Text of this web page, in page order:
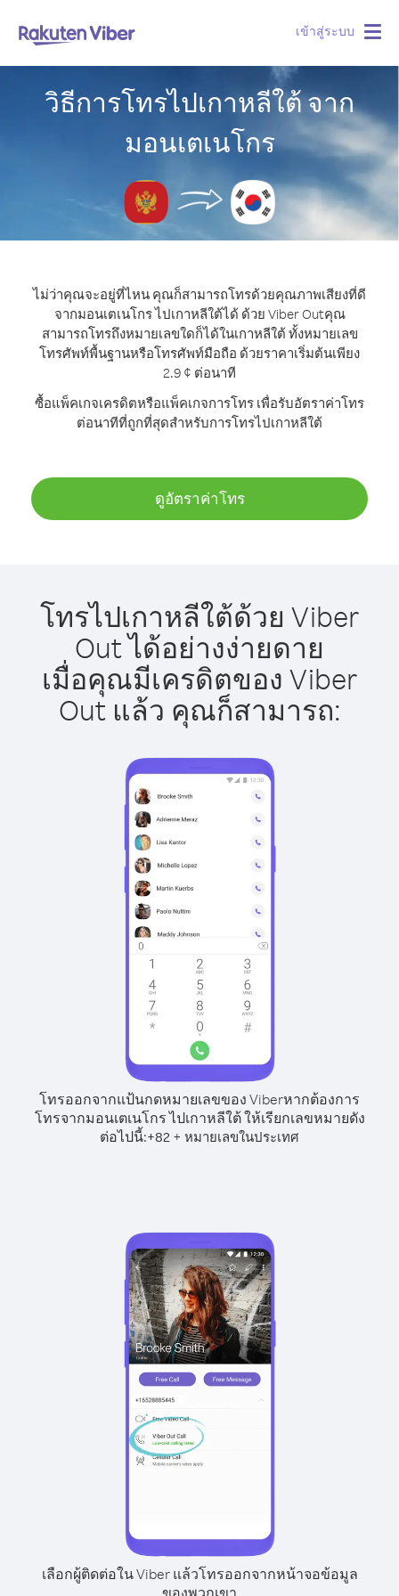
เข้าสู่ระบบ
วิธีการโทรไปเกาหลีใต้ จาก
มอนเตเนโกร
ไม่ว่าคุณจะอยู่ที่ไหน คุณก็สามารถโทรด้วยคุณภาพเสียงที่ดี
จากมอนเตเนโกร ไปเกาหลีใต้ได้ ด้วย Viber Outคุณ
สามารถโทรถึงหมายเลขใดก็ได้ในเกาหลีใต้ ทั้งหมายเลข
โทรศัพท์พื้นฐานหรือโทรศัพท์มือถือ ด้วยราคาเริ่มต้นเพียง
2.9 ¢ ต่อนาที
ซื้อแพ็คเกจเครดิตหรือแพ็คเกจการโทร เพื่อรับอัตราค่าโทร
ต่อนาทีที่ถูกที่สุดสำหรับการโทรไปเกาหลีใต้
ดูอัตราค่าโทร
โทรไปเกาหลีใต้ด้วย Viber
Out ได้อย่างง่ายดาย
เมื่อคุณมีเครดิตของ Viber
Out แล้ว คุณก็สามารถ:
โทรออกจากแป้นกดหมายเลขของ Viberหากต้องการ
โทรจากมอนเตเนโกร ไปเกาหลีใต้ ให้เรียกเลขหมายดัง
ต่อไปนี้:+82 + หมายเลขในประเทศ
เลือกผู้ติดต่อใน Viber แล้วโทรออกจากหน้าจอข้อมูล
ของพวกเขา